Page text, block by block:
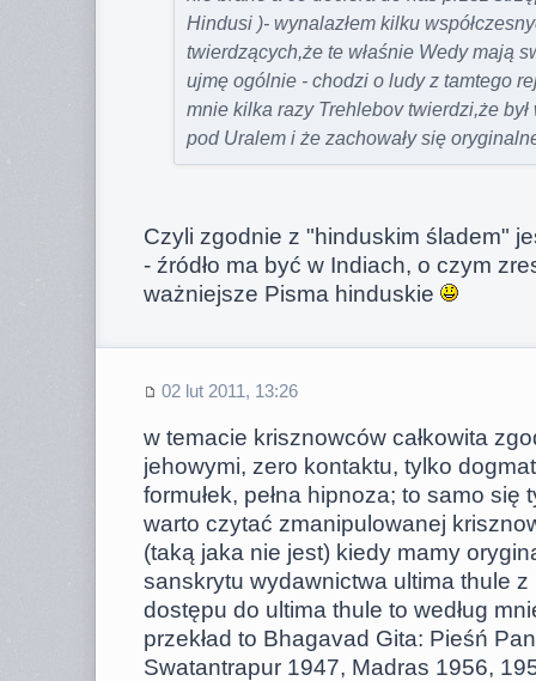
Hindusi )- wynalazłem kilku
twierdzących,że te właśnie Wedy mają
ujmę ogólnie - chodzi o ludy z tamtego
mnie kilka razy Trehlebov twierdzi,że
pod Uralem i że zachowały się
Czyli zgodnie z "hinduskim śladem"
- źródło ma być w Indiach, o czym
ważniejsze Pisma hinduskie
02 lut 2011, 13:26
w temacie krisznowców całkowita
jehowymi, zero kontaktu, tylko
formułek, pełna hipnoza; to samo się
warto czytać zmanipulowanej
(taką jaka nie jest) kiedy mamy
sanskrytu wydawnictwa ultima thule
dostępu do ultima thule to według
przekład to Bhagavad Gita: Pieśń
Swatantrapur 1947, Madras 1956,